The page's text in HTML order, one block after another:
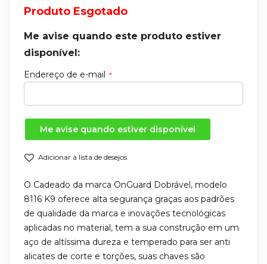
Produto Esgotado
Me avise quando este produto estiver
disponível:
Endereço de e-mail
Me avise quando estiver disponível
Adicionar à lista de desejos
O Cadeado da marca OnGuard Dobrável, modelo
8116 K9 oferece alta segurança graças aos padrões
de qualidade da marca e inovações tecnológicas
aplicadas no material, tem a sua construção em um
aço de altíssima dureza e temperado para ser anti
alicates de corte e torções, suas chaves são